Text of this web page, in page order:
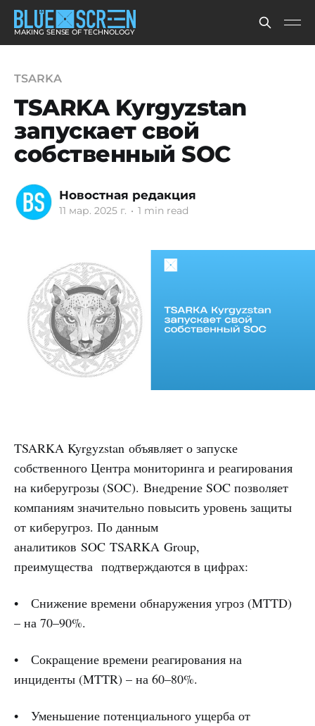
MAKING SENSE OF TECHNOLOGY
TSARKA
TSARKA Kyrgyzstan
запускает свой
собственный SOC
Новостная редакция
11 мар. 2025 г. • 1 min read
TSARKA Kyrgyzstan объявляет о запуске
собственного Центра мониторинга и реагирования
на киберугрозы (SOC). Внедрение SOC позволяет
компаниям значительно повысить уровень защиты
от киберугроз. По данным
аналитиков SOC TSARKA Group,
преимущества подтверждаются в цифрах:
• Снижение времени обнаружения угроз (MTTD)
– на 70–90%.
• Сокращение времени реагирования на
инциденты (MTTR) – на 60–80%.
• Уменьшение потенциального ущерба от